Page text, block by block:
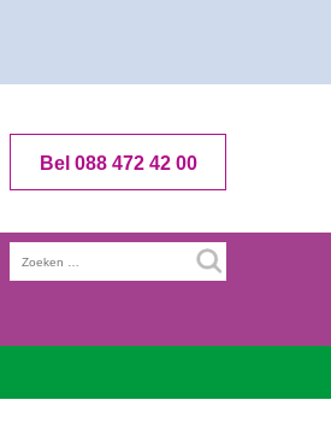
Bel 088 472 42 00
Zoeken
naar: